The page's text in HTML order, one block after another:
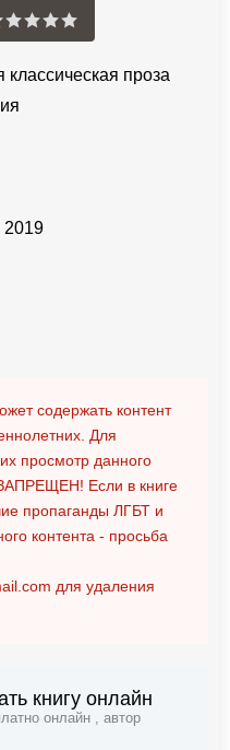
классическая проза
2019
содержать контент
Для
просмотр данного
Если в книге
пропаганды ЛГБТ и
контента - просьба
для удаления
книгу онлайн
онлайн , автор